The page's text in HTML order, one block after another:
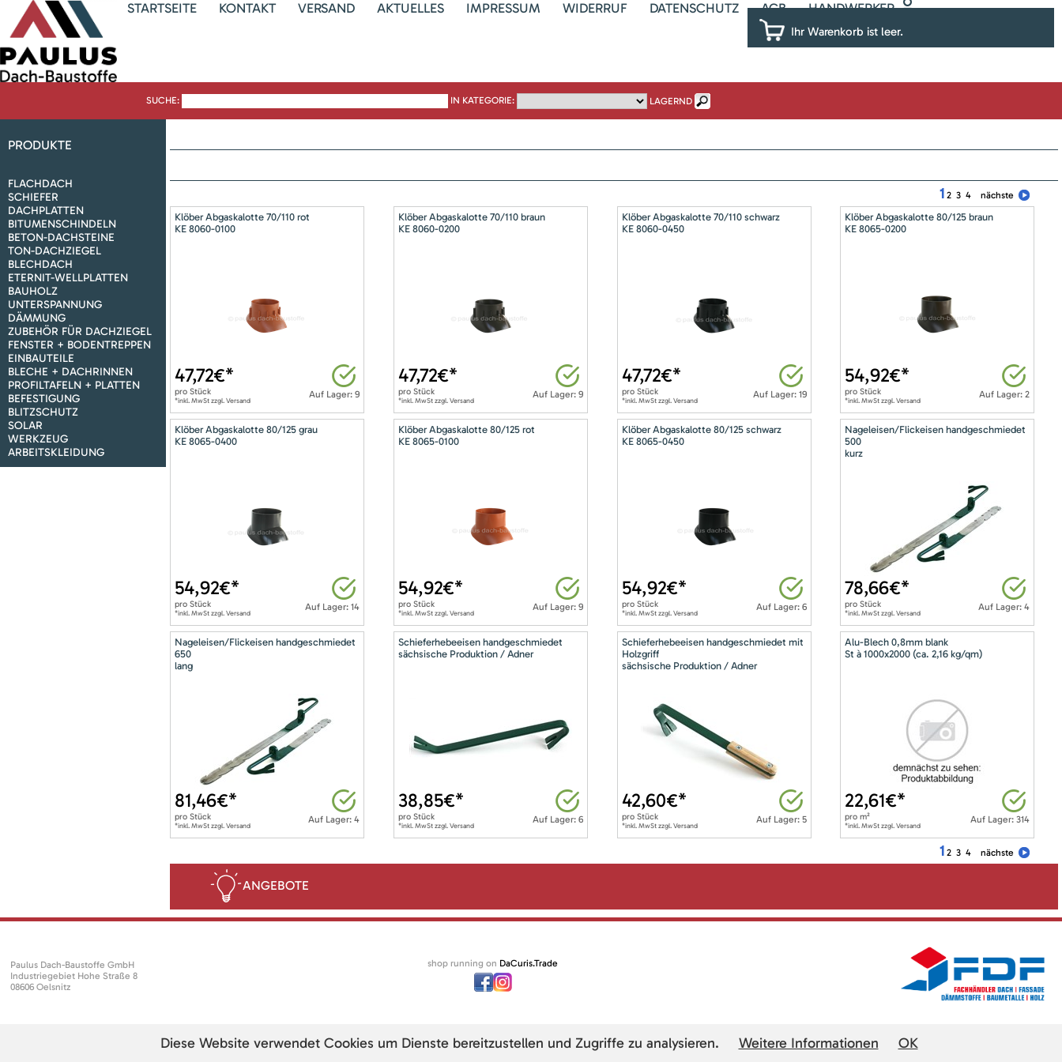
STARTSEITE KONTAKT VERSAND AKTUELLES IMPRESSUM WIDERRUF DATENSCHUTZ AGB HANDWERKER
Ihr Warenkorb ist leer.
SUCHE: IN KATEGORIE: LAGERND
PRODUKTE
FLACHDACH
SCHIEFER
DACHPLATTEN
BITUMENSCHINDELN
BETON-DACHSTEINE
TON-DACHZIEGEL
BLECHDACH
ETERNIT-WELLPLATTEN
BAUHOLZ
UNTERSPANNUNG
DÄMMUNG
ZUBEHÖR FÜR DACHZIEGEL
FENSTER + BODENTREPPEN
EINBAUTEILE
BLECHE + DACHRINNEN
PROFILTAFELN + PLATTEN
BEFESTIGUNG
BLITZSCHUTZ
SOLAR
WERKZEUG
ARBEITSKLEIDUNG
1 2 3 4 nächste
Klöber Abgaskalotte 70/110 rot
KE 8060-0100
Auf Lager: 9
47,72€*
pro Stück
*inkl. MwSt zzgl. Versand
Klöber Abgaskalotte 70/110 braun
KE 8060-0200
Auf Lager: 9
47,72€*
pro Stück
*inkl. MwSt zzgl. Versand
Klöber Abgaskalotte 70/110 schwarz
KE 8060-0450
Auf Lager: 19
47,72€*
pro Stück
*inkl. MwSt zzgl. Versand
Klöber Abgaskalotte 80/125 braun
KE 8065-0200
Auf Lager: 2
54,92€*
proStück
*inkl. MwSt zzgl. Versand
Klöber Abgaskalotte 80/125 grau
KE 8065-0400
Auf Lager: 14
54,92€*
pro Stück
*inkl. MwSt zzgl. Versand
Klöber Abgaskalotte 80/125 rot
KE 8065-0100
Auf Lager: 9
54,92€*
pro Stück
*inkl. MwSt zzgl. Versand
Klöber Abgaskalotte 80/125 schwarz
KE 8065-0450
Auf Lager: 6
54,92€*
pro Stück
*inkl. MwSt zzgl. Versand
Nageleisen/Flickeisen handgeschmiedet
500
kurz
Auf Lager: 4
78,66€*
proStück
*inkl. MwSt zzgl. Versand
Nageleisen/Flickeisen handgeschmiedet
650
lang
Auf Lager: 4
81,46€*
pro Stück
*inkl. MwSt zzgl. Versand
Schieferhebeeisen handgeschmiedet
sächsische Produktion / Adner
Auf Lager: 6
38,85€*
pro Stück
*inkl. MwSt zzgl. Versand
Schieferhebeeisen handgeschmiedet mit
Holzgriff
sächsische Produktion / Adner
Auf Lager: 5
42,60€*
pro Stück
*inkl. MwSt zzgl. Versand
Alu-Blech 0,8mm blank
St à 1000x2000 (ca. 2,16 kg/qm)
Auf Lager: 314
22,61€*
prom²
*inkl. MwSt zzgl. Versand
1 2 3 4 nächste
ANGEBOTE
Paulus Dach-Baustoffe GmbH
Industriegebiet Hohe Straße 8
08606 Oelsnitz
shop running on DaCuris.Trade
Diese Website verwendet Cookies um Dienste bereitzustellen und Zugriffe zu analysieren. Weitere Informationen OK